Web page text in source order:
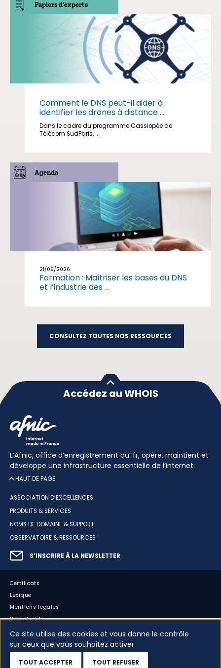
Papiers d'experts
Comment le DNS peut-il aider à
identifier les drones à distance ...
Dans le cadre du programme Cassiopée de
Télécom SudParis, ...
Agenda
21/09/2026
Formation : Maîtriser les bases du DNS
et l’industrie des ...
CONSULTEZ TOUTES NOS RESSOURCES
Accédez au WHOIS
L’Afnic, office d’enregistrement du .fr, opère, maintient et
développe une infrastructure essentielle de l’internet.
HAUT DE PAGE
ASSOCIATION D’EXCELLENCES
PRODUITS & SERVICES
NOMS DE DOMAINE & SUPPORT
OBSERVATOIRE & RESSOURCES
S’INSCRIRE À LA NEWSLETTER
Certificats
Lexique
Mentions légales
Plan du site
Accessibilité : partiellement conforme
Cookies
Vos données
Dispositif d’alerte
Ce site utilise des cookies et vous donne le contrôle
sur ceux que vous souhaitez activer
TOUT ACCEPTER TOUT REFUSER